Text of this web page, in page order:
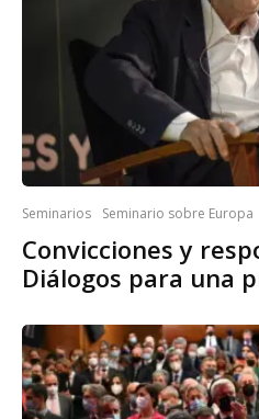
Seminarios Seminario sobre Europa
Convicciones y
Diálogos para una